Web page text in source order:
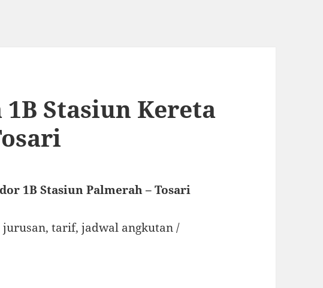
Stasiun Kereta
1B Stasiun Palmerah – Tosari
tarif, jadwal angkutan /